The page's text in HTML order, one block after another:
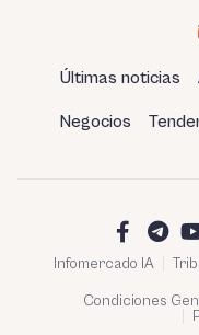
Últimas noticias
Negocios
Infomercado IA
Condiciones